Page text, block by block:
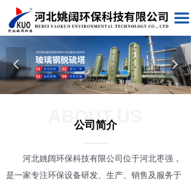
끀
넳 넲
ABOUT US
公司简介
河北姚阔环保科技有限公司位于河北枣强，
是一家专注环保设备研发、生产、销售及服务于